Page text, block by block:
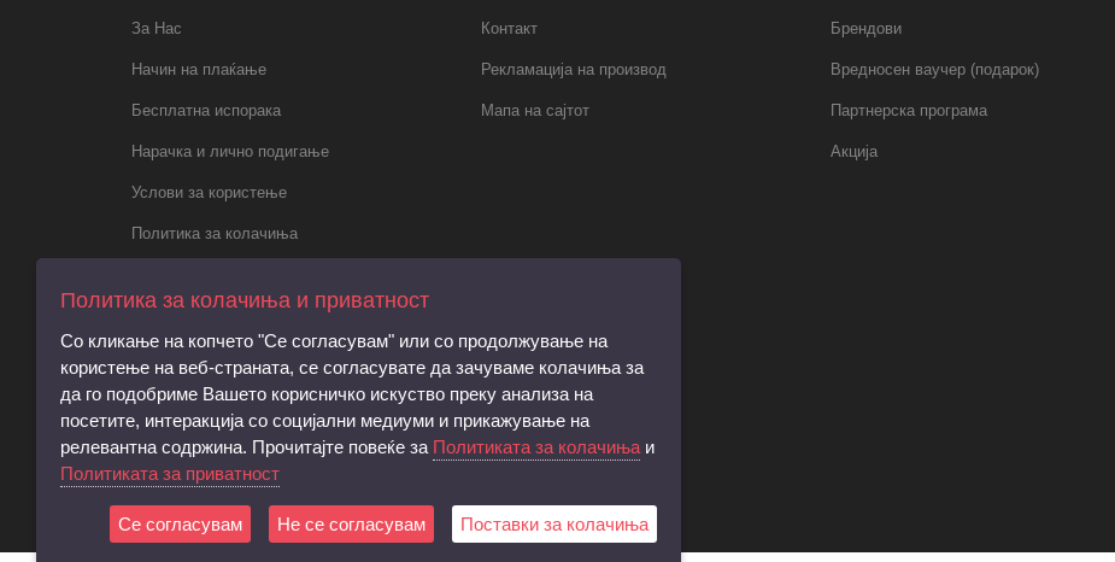
За Нас
Начин на плаќање
Бесплатна испорака
Нарачка и лично подигање
Услови за користење
Политика за колачиња
Правила за електронски пораки,
регистрација и права на субјектот
Барање за запирање на обработката на
личните податоци
Услови и согласност за директен
маркетинг
Контакт
Рекламација на производ
Мапа на сајтот
Брендови
Вредносен ваучер (подарок)
Партнерска програма
Акција
Политика за колачиња и приватност
Со кликање на копчето "Се согласувам" или со продолжување на
користење на веб-страната, се согласувате да зачуваме колачиња за
да го подобриме Вашето корисничко искуство преку анализа на
посетите, интеракција со социјални медиуми и прикажување на
релевантна содржина. Прочитајте повеќе за Политиката за колачиња и
Политиката за приватност
Се согласувам Не се согласувам Поставки за колачиња